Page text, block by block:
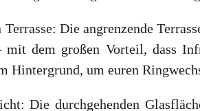
Die angrenzende
dem großen Vorteil, dass
Hintergrund, um euren
Die durchgehenden